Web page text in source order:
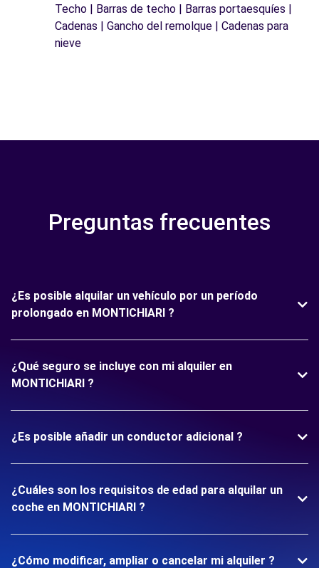
Techo | Barras de techo | Barras portaesquíes |
Cadenas | Gancho del remolque | Cadenas para
nieve
Preguntas frecuentes
¿Es posible alquilar un vehículo por un período
prolongado en MONTICHIARI ?
¿Qué seguro se incluye con mi alquiler en
MONTICHIARI ?
¿Es posible añadir un conductor adicional ?
¿Cuáles son los requisitos de edad para alquilar un
coche en MONTICHIARI ?
¿Cómo modificar, ampliar o cancelar mi alquiler ?